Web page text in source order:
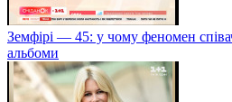
Земфірі — 45: у чому феномен
альбоми